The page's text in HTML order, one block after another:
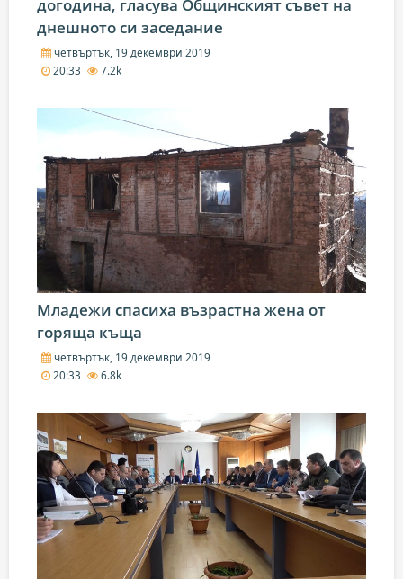
догодина, гласува Общинският съвет на
днешното си заседание
четвъртък, 19 декември 2019
20:33
7.2k
Младежи спасиха възрастна жена от
горяща къща
четвъртък, 19 декември 2019
20:33
6.8k